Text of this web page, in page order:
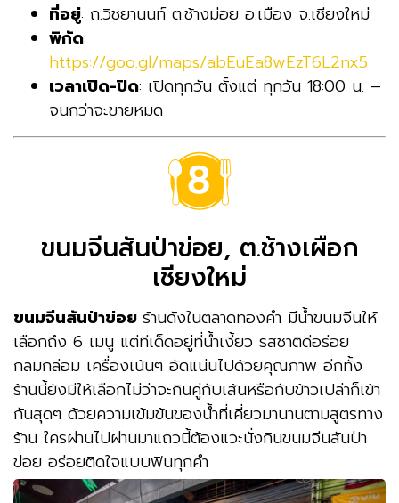
ที่อยู่: ถ.วิชยานนท์ ต.ช้างม่อย อ.เมือง จ.เชียงใหม่
พิกัด:
https://goo.gl/maps/abEuEa8wEzT6L2nx5
เวลาเปิด-ปิด: เปิดทุกวัน ตั้งแต่ ทุกวัน 18:00 น. –
จนกว่าจะขายหมด
ขนมจีนสันป่าข่อย, ต.ช้างเผือก
เชียงใหม่
ขนมจีนสันป่าข่อย ร้านดังในตลาดทองคำ มีน้ำขนมจีนให้
เลือกถึง 6 เมนู แต่ทีเด็ดอยู่ที่น้ำเงี้ยว รสชาติดีอร่อย
กลมกล่อม เครื่องเน้นๆ อัดแน่นไปด้วยคุณภาพ อีกทั้ง
ร้านนี้ยังมีให้เลือกไม่ว่าจะกินคู่กับเส้นหรือกับข้าวเปล่าก็เข้า
กันสุดๆ ด้วยความเข้มข้นของน้ำที่เคี่ยวมานานตามสูตรทาง
ร้าน ใครผ่านไปผ่านมาแถวนี้ต้องแวะนั่งกินขนมจีนสันป่า
ข่อย อร่อยติดใจแบบฟินทุกคำ